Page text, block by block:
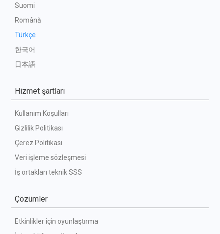
Suomi
Română
Türkçe
한국어
日本語
Hizmet şartları
Kullanım Koşulları
Gizlilik Politikası
Çerez Politikası
Veri işleme sözleşmesi
İş ortakları teknik SSS
Çözümler
Etkinlikler için oyunlaştırma